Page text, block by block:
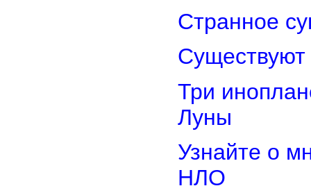
Странное
Три
Луны
Узнайте о
НЛО